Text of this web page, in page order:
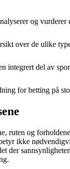
og vurderer
over de ulike
integrert del av
for betting på
ruten og
ikke
der